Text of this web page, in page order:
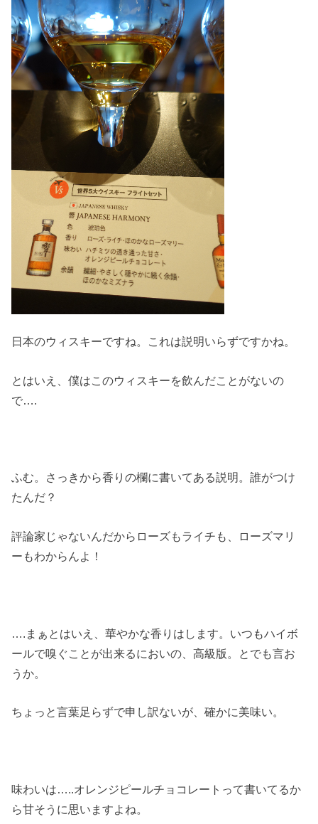
日本のウィスキーですね。これは説明いらずですかね。
とはいえ、僕はこのウィスキーを飲んだことがないの
で….
ふむ。さっきから香りの欄に書いてある説明。誰がつけ
たんだ？
評論家じゃないんだからローズもライチも、ローズマリ
ーもわからんよ！
….まぁとはいえ、華やかな香りはします。いつもハイボ
ールで嗅ぐことが出来るにおいの、高級版。とでも言お
うか。
ちょっと言葉足らずで申し訳ないが、確かに美味い。
味わいは…..オレンジピールチョコレートって書いてるか
ら甘そうに思いますよね。